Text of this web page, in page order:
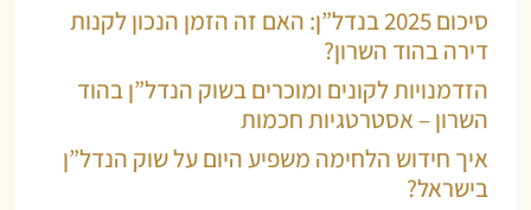
סיכום 2025 בנדל”ן: האם זה הזמן הנכון לקנות
דירה בהוד השרון?
הזדמנויות לקונים ומוכרים בשוק הנדל”ן בהוד
השרון – אסטרטגיות חכמות
איך חידוש הלחימה משפיע היום על שוק הנדל”ן
בישראל?